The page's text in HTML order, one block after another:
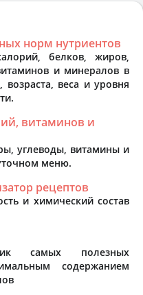
норм нутриентов
белков, жиров,
и минералов в
возраста, веса и уровня
витаминов и
углеводы, витамины и
меню.
рецептов
и химический состав
самых полезных
содержанием